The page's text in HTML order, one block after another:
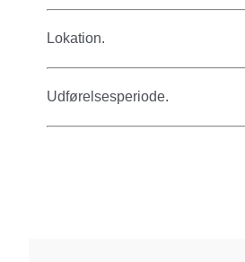
Lokation.
Udførelsesperiode.